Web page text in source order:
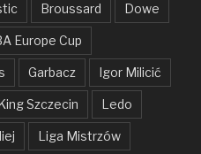
Broussard Dowe
Europe Cup
Garbacz Igor Milicić
Szczecin Ledo
Liga Mistrzów